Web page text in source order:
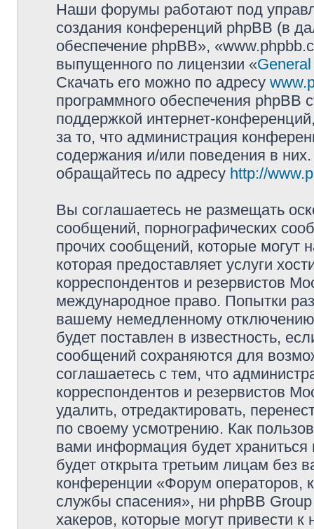
Наши форумы работают под
создания конференций phpBB (в
обеспечение phpBB»,
выпущенного по лицензии «
Скачать его можно по адресу
программного обеспечения phpBB
поддержкой интернет-
за то, что администрация
содержания и/или поведения в
обращайтесь по адресу http://
Вы соглашаетесь не размещать
сообщений, порнографических
прочих сообщений, которые могут
которая предоставляет услуги
корреспондентов и резервистов
международное право. Попытки
вашему немедленному
будет поставлен в известность,
сообщений сохраняются для
соглашаетесь с тем, что
корреспондентов и резервистов
удалить, отредактировать,
по своему усмотрению. Как
вами информация будет
будет открыта третьим лицам без
конференции «Форум операторов,
службы спасения», ни phpBB
хакеров, которые могут привести